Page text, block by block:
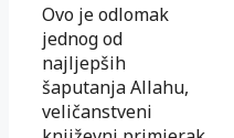
Ovo je odlomak
jednog od
najljepših
šaputanja Allahu,
veličanstveni